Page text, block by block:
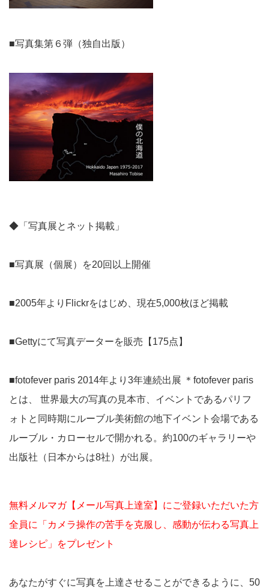
■写真集第６弾（独自出版）
◆「写真展とネット掲載」
■写真展（個展）を20回以上開催
■2005年よりFlickrをはじめ、現在5,000枚ほど掲載
■Gettyにて写真データーを販売【175点】
■fotofever paris 2014年より3年連続出展 ＊fotofever paris
とは、 世界最大の写真の見本市、イベントであるパリフ
ォトと同時期にルーブル美術館の地下イベント会場である
ルーブル・カローセルで開かれる。約100のギャラリーや
出版社（日本からは8社）が出展。
無料メルマガ【メール写真上達室】にご登録いただいた方
全員に「カメラ操作の苦手を克服し、感動が伝わる写真上
達レシピ」をプレゼント
あなたがすぐに写真を上達させることができるように、50